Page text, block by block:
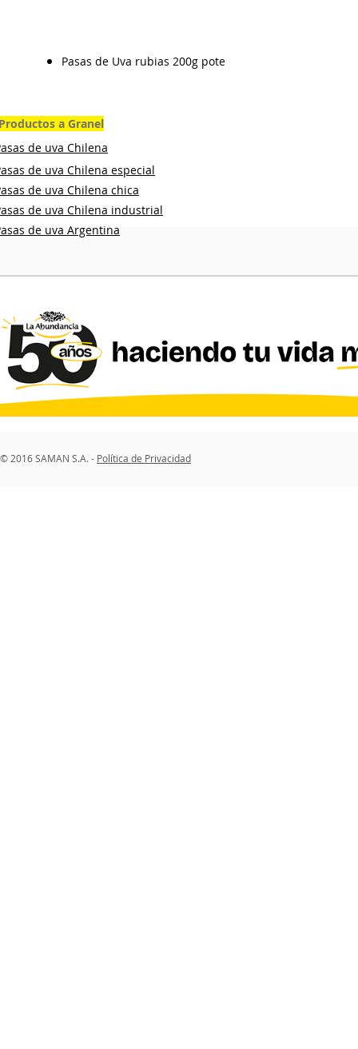
a Granel
Pasas de Uva rubias 200g pote
de uva Chilena
de uva Chilena especial
de uva Chilena chica
de uva Chilena industrial
de uva Argentina
© 2016 SAMAN S.A. - Política de Privacidad